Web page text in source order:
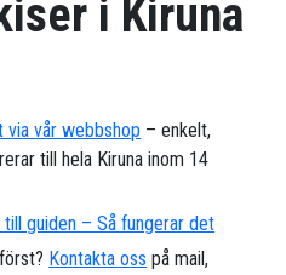
i Kiruna
via vår webbshop – enkelt,
till hela Kiruna inom 14
till guiden – Så fungerar det
Kontakta oss på mail,